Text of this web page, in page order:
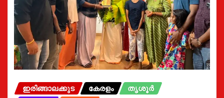
ഇരിങ്ങാലക്കുട കേരളം
തൃശൂർ